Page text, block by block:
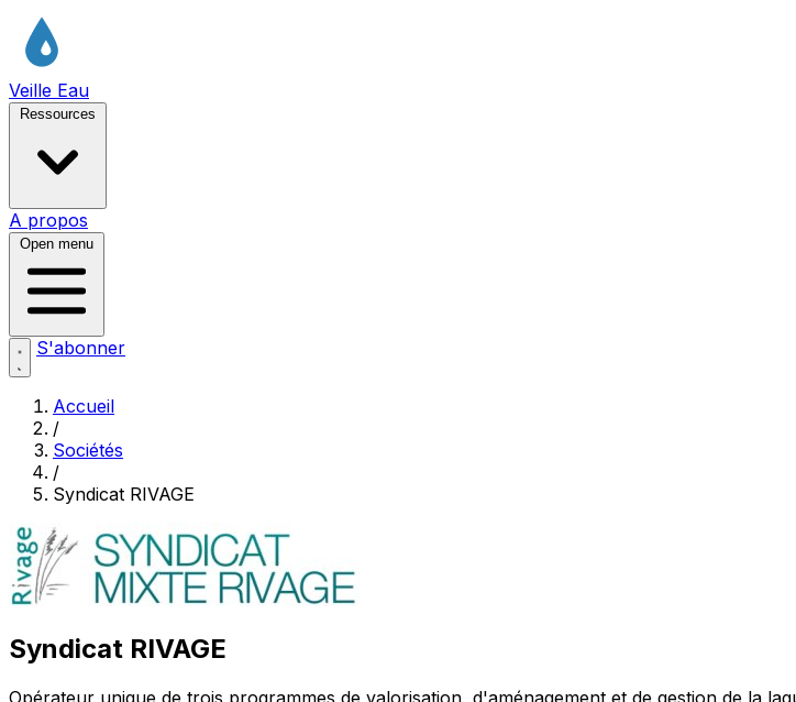
Veille Eau
Ressources
A propos
Open menu
S'abonner
Accueil
/
Sociétés
/
Syndicat RIVAGE
Syndicat RIVAGE
Opérateur unique de trois programmes de valorisation, d'aménagement et de gestion de la